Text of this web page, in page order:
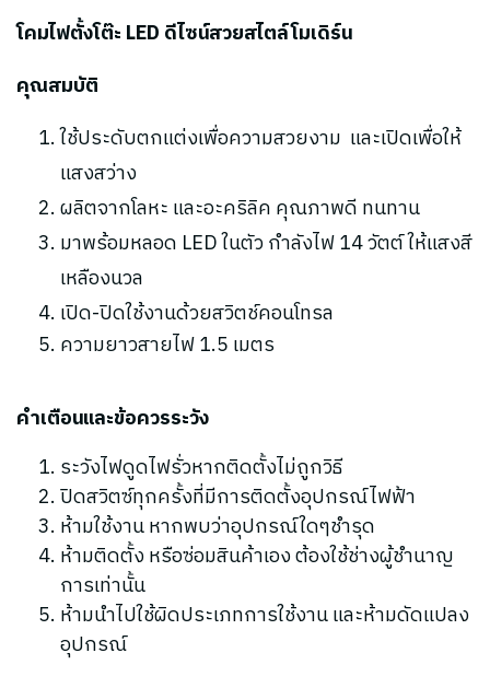
โคมไฟตั้งโต๊ะ LED ดีไซน์สวยสไตล์โมเดิร์น
คุณสมบัติ
ใช้ประดับตกแต่งเพื่อความสวยงาม และเปิดเพื่อให้
แสงสว่าง
ผลิตจากโลหะ และอะคริลิค คุณภาพดี ทนทาน
มาพร้อมหลอด LED ในตัว กำลังไฟ 14 วัตต์ ให้แสงสี
เหลืองนวล
เปิด-ปิดใช้งานด้วยสวิตช์คอนโทรล
ความยาวสายไฟ 1.5 เมตร
คำเตือนและข้อควรระวัง
ระวังไฟดูดไฟรั่วหากติดตั้งไม่ถูกวิธี
ปิดสวิตซ์ทุกครั้งที่มีการติดตั้งอุปกรณ์ไฟฟ้า
ห้ามใช้งาน หากพบว่าอุปกรณ์ใดๆชำรุด
ห้ามติดตั้ง หรือซ่อมสินค้าเอง ต้องใช้ช่างผู้ชำนาญ
การเท่านั้น
ห้ามนำไปใช้ผิดประเภทการใช้งาน และห้ามดัดแปลง
อุปกรณ์